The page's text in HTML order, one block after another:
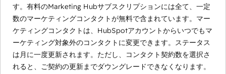
す。有料のMarketing Hubサブスクリプションには全て、一定
数のマーケティングコンタクトが無料で含まれています。マー
ケティングコンタクトは、HubSpotアカウントからいつでもマ
ーケティング対象外のコンタクトに変更できます。ステータス
は月に一度更新されます。ただし、コンタクト契約数を選択さ
れると、ご契約の更新までダウングレードできなくなります。